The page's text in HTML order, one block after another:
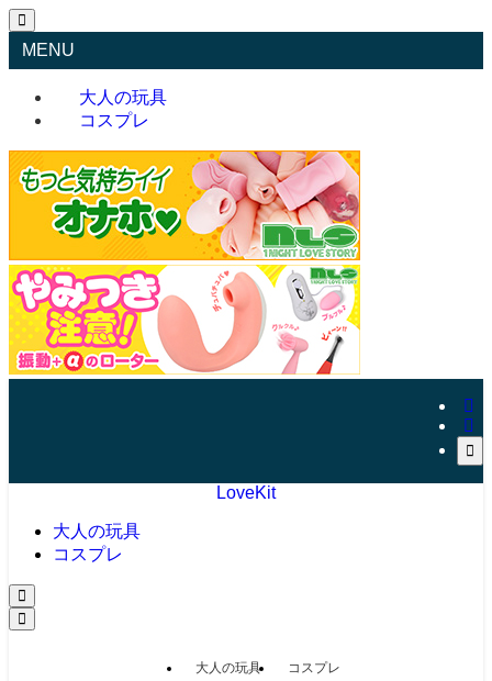
MENU
大人の玩具
コスプレ
LoveKit
大人の玩具
コスプレ
大人の玩具 コスプレ